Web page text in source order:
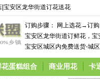
宝安区龙华街道订花送花
订购步骤： 网上选花→订
宝安区龙华街道订鲜花，
宝安区城区内免费送货-城
花蛋糕组合 商业用花 卡